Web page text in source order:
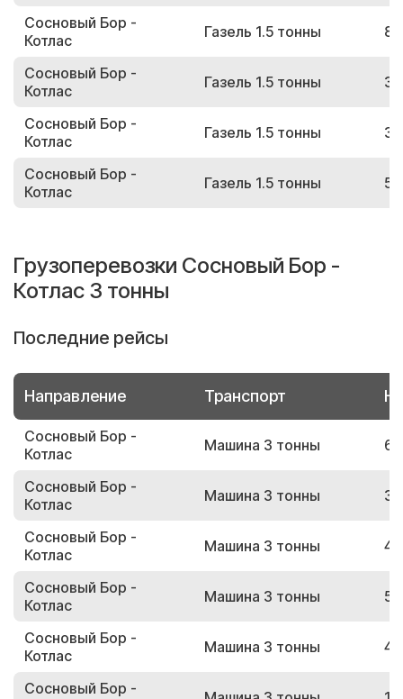
Сосновый Бор -
Котлас
Газель 1.5 тонны
Сосновый Бор -
Котлас
Газель 1.5 тонны
Сосновый Бор -
Котлас
Газель 1.5 тонны
Сосновый Бор -
Котлас
Газель 1.5 тонны
Грузоперевозки Сосновый Бор -
Котлас 3 тонны
Последние рейсы
Направление Транспорт
Сосновый Бор -
Котлас
Машина 3 тонны
Сосновый Бор -
Котлас
Машина 3 тонны
Сосновый Бор -
Котлас
Машина 3 тонны
Сосновый Бор -
Котлас
Машина 3 тонны
Сосновый Бор -
Котлас
Машина 3 тонны
Сосновый Бор -